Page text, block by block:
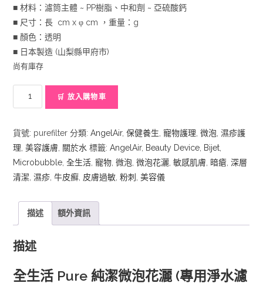
■ 材料：濾筒主體 ~ PP樹脂、中和劑 ~ 亞硫酸鈣
■ 尺寸：長 cm x φ cm ，重量：g
■ 顏色：透明
■ 日本製造 (山梨縣甲府市)
尚有庫存
生
Pure
純
潔
微
灑
(專
用
淨
🛒 放入購物車
貨號: purefilter 分類:AngelAir,保健養生 ,寵物護理 ,微泡 ,濕疹護
理 ,美容護膚 關於水 標籤:AngelAir, Beauty Device Bijet
Microbubble ,全生活 ,寵物 ,微泡 ,微泡花灑 ,敏感肌膚 暗瘡 ,深層
清潔 ,濕疹 ,牛皮癬 皮膚過敏 ,粉刺 ,美容儀
描述 額外資訊
描述
全生活 Pure 純潔微泡花灑 (專用淨水濾